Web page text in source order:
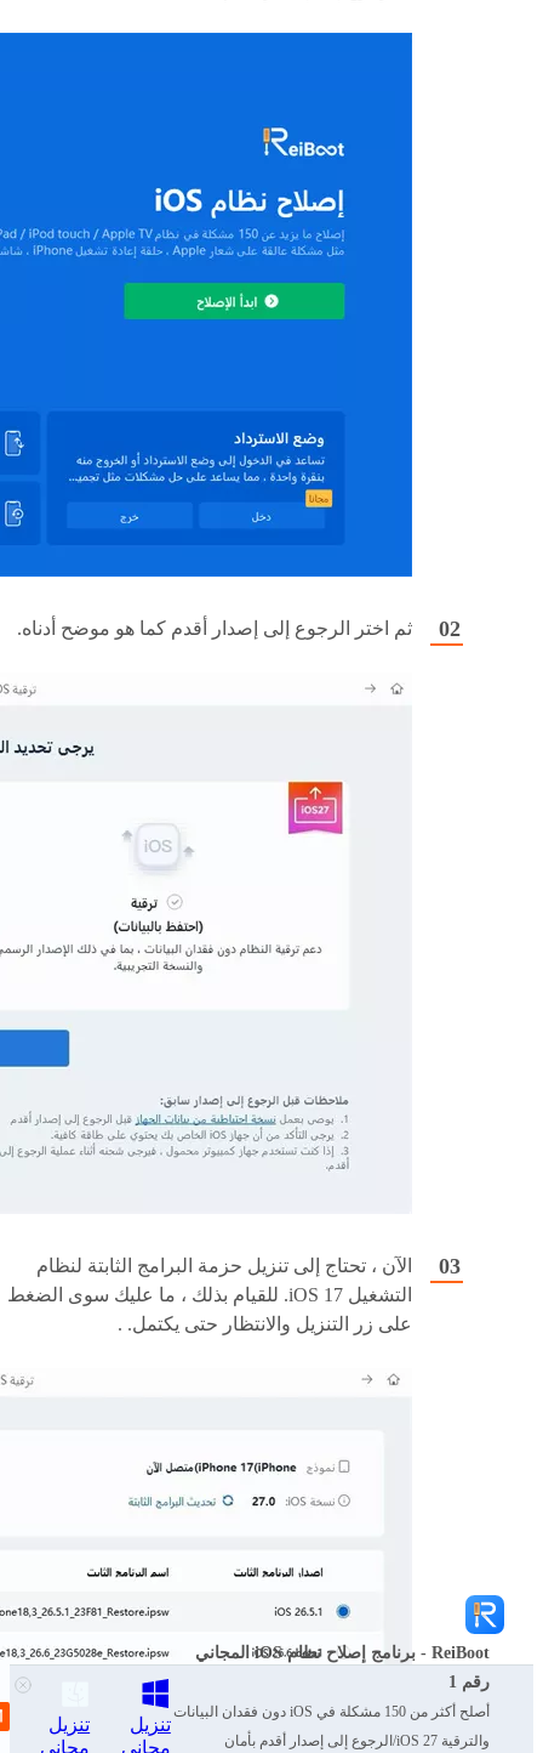
ثم اختر الرجوع إلى إصدار أقدم كما هو موضح أدناه.
الآن ، تحتاج إلى تنزيل حزمة البرامج الثابتة لنظام
التشغيل iOS 17. للقيام بذلك ، ما عليك سوى الضغط
على زر التنزيل والانتظار حتى يكتمل. .
ReiBoot - برنامج إصلاح نظام iOS المجاني
رقم 1
أصلح أكثر من 150 مشكلة في iOS دون فقدان البيانات
والترقية iOS 27/الرجوع إلى إصدار أقدم بأمان
تنزيل
مجاني
تنزيل
مجاني